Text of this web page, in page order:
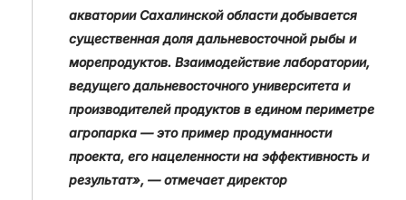
акватории Сахалинской области добывается
существенная доля дальневосточной рыбы и
морепродуктов. Взаимодействие лаборатории,
ведущего дальневосточного университета и
производителей продуктов в едином периметре
агропарка — это пример продуманности
проекта, его нацеленности на эффективность и
результат», — отмечает директор